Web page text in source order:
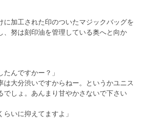
加工された印のついたマジックバッグを
、努は刻印油を管理している奥へと向か
んですかー？」
は大分渋いですからねー。というかユニス
でしょ。あんまり甘やかさないで下さい
らいに抑えてますよ」